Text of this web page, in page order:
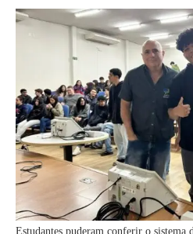
Estudantes puderam conferir o sistema